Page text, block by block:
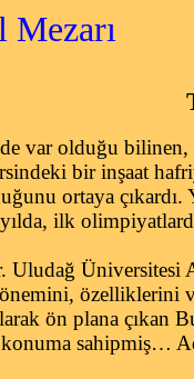
var olduğu bilinen,
bir inşaat
ortaya
ilk
Üniversitesi
özelliklerini
ön plana çıkan
sahipmiş…